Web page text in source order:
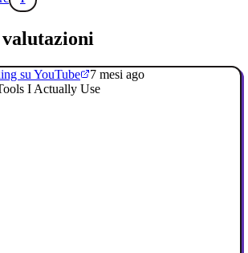
valutazioni
su YouTube 7 mesi ago